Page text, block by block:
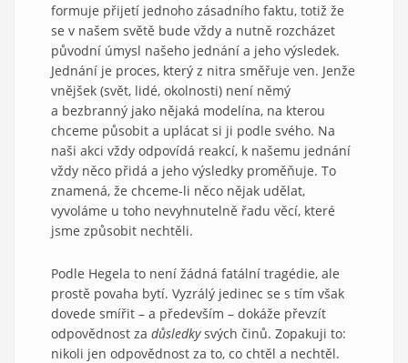
formuje přijetí jednoho zásadního faktu, totiž že
se v našem světě bude vždy a nutně rozcházet
původní úmysl našeho jednání a jeho výsledek.
Jednání je proces, který z nitra směřuje ven. Jenže
vnějšek (svět, lidé, okolnosti) není němý
a bezbranný jako nějaká modelína, na kterou
chceme působit a uplácat si ji podle svého. Na
naši akci vždy odpovídá reakcí, k našemu jednání
vždy něco přidá a jeho výsledky proměňuje. To
znamená, že chceme-li něco nějak udělat,
vyvoláme u toho nevyhnutelně řadu věcí, které
jsme způsobit nechtěli.
Podle Hegela to není žádná fatální tragédie, ale
prostě povaha bytí. Vyzrálý jedinec se s tím však
dovede smířit – a především – dokáže převzít
odpovědnost za důsledkysvých činů. Zopakuji to:
nikoli jen odpovědnost za to, co chtěl a nechtěl.